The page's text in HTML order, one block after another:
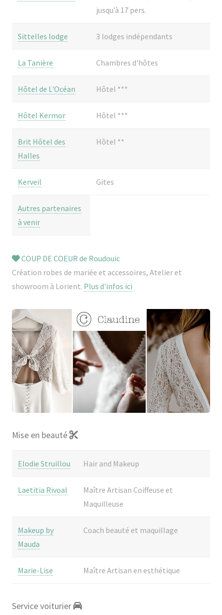
jusqu’à 17 pers.
Sittelles lodge 3 lodges indépendants
La Tanière Chambres d'hôtes
Hôtel de L'Océan Hôtel ***
Hôtel Kermor Hôtel ***
Brit Hôtel des
Halles
Hôtel **
Kerveil Gites
Autres partenaires
à venir
COUP DE COEUR de Roudouic
Création robes de mariée et accessoires, Atelier et
showroom à Lorient. Plus d'infos ici
Mise en beauté
Elodie Struillou Hair and Makeup
Laetitia Rivoal
Maître Artisan Coiffeuse et
Maquilleuse
Makeup by
Mauda
Coach beauté et maquillage
Marie-Lise Maître Artisan en esthétique
Service voiturier